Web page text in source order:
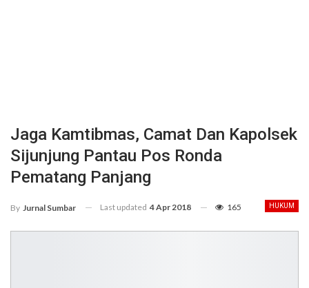
Jaga Kamtibmas, Camat Dan Kapolsek
Sijunjung Pantau Pos Ronda
Pematang Panjang
HUKUM
By Jurnal Sumbar Last updated 4 Apr 2018 165